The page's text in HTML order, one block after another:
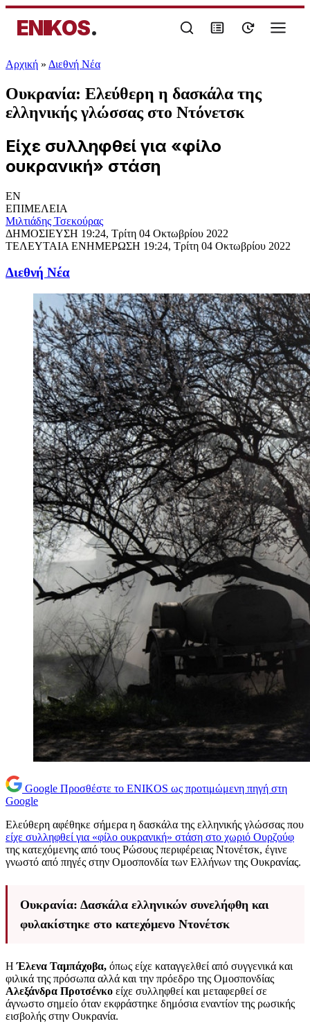
ENIKOS.
Αρχική » Διεθνή Νέα
Ουκρανία: Ελεύθερη η δασκάλα της
ελληνικής γλώσσας στο Ντόνετσκ
Είχε συλληφθεί για «φίλο
ουκρανική» στάση
EN
ΕΠΙΜΕΛΕΙΑ
Μιλτιάδης Τσεκούρας
ΔΗΜΟΣΙΕΥΣΗ 19:24, Τρίτη 04 Οκτωβρίου 2022
ΤΕΛΕΥΤΑΙΑ ΕΝΗΜΕΡΩΣΗ 19:24, Τρίτη 04 Οκτωβρίου 2022
Διεθνή Νέα
Google Προσθέστε το ENIKOS ως προτιμώμενη πηγή στη
Google
Ελεύθερη αφέθηκε σήμερα η δασκάλα της ελληνικής γλώσσας που
είχε συλληφθεί για «φίλο ουκρανική» στάση στο χωριό Ουρζούφ
της κατεχόμενης από τους Ρώσους περιφέρειας Ντονέτσκ, έγινε
γνωστό από πηγές στην Ομοσπονδία των Ελλήνων της Ουκρανίας.
Ουκρανία: Δασκάλα ελληνικών συνελήφθη και
φυλακίστηκε στο κατεχόμενο Ντονέτσκ
ΗΈλενα Ταμπάχοβα, όπως είχε καταγγελθεί από συγγενικά και
φιλικά της πρόσωπα αλλά και την πρόεδρο της Ομοσπονδίας
Αλεξάνδρα Προτσένκο είχε συλληφθεί και μεταφερθεί σε
άγνωστο σημείο όταν εκφράστηκε δημόσια εναντίον της ρωσικής
εισβολής στην Ουκρανία.